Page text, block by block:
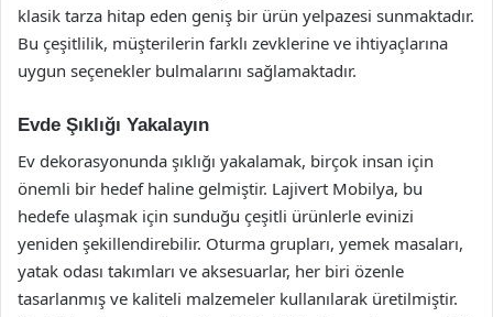
klasik tarza hitap eden geniş bir ürün yelpazesi sunmaktadır.
Bu çeşitlilik, müşterilerin farklı zevklerine ve ihtiyaçlarına
uygun seçenekler bulmalarını sağlamaktadır.
Evde Şıklığı Yakalayın
Ev dekorasyonunda şıklığı yakalamak, birçok insan için
önemli bir hedef haline gelmiştir. Lajivert Mobilya, bu
hedefe ulaşmak için sunduğu çeşitli ürünlerle evinizi
yeniden şekillendirebilir. Oturma grupları, yemek masaları,
yatak odası takımları ve aksesuarlar, her biri özenle
tasarlanmış ve kaliteli malzemeler kullanılarak üretilmiştir.